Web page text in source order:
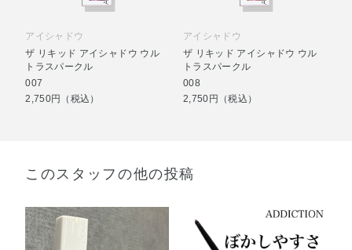
アイシャドウ
ザ リキッド アイシャドウ ウル
トラスパークル
007
2,750円（税込）
アイシャドウ
ザ リキッド アイシャドウ ウル
トラスパークル
008
2,750円（税込）
このスタッフの他の投稿